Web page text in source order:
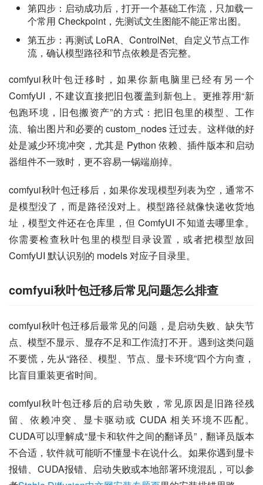
第四步：启动成功后，打开一个基础工作流，只加载一
个常用 Checkpoint，先测试文生图能不能正常出图。
第五步：再测试 LoRA、ControlNet、自定义节点工作
流，确认模型路径和节点依赖是否完整。
comfyui秋叶包迁移时，如果你新电脑里已经有另一个
ComfyUI，不建议直接把旧包覆盖到新包上。更推荐用“新
包跑环境，旧包搬资产”的方式：把旧包里的模型、工作
流、输出图片和必要的 custom_nodes 迁过去。这样做的好
处是减少环境冲突，尤其是 Python 依赖、插件版本和启动
器组件不一致时，更不容易一锅端崩掉。
comfyui秋叶包迁移后，如果你发现模型列表为空，通常不
是模型没了，而是路径没对上。模型路径就像快递收货地
址，模型文件还在仓库里，但 ComfyUI 不知道去哪里拿。
你需要检查秋叶包里的模型目录设置，或者把模型放回
ComfyUI 默认识别的 models 对应子目录里。
comfyui秋叶包迁移后常见问题怎么排查
comfyui秋叶包迁移后最常见的问题，是启动失败、缺失节
点、模型不显示、显存不足和工作流打不开。遇到这类问题
不要慌，先从“路径、模型、节点、显卡环境”四个方向查，
比盲目重装更省时间。
comfyui秋叶包迁移后的启动失败，常见原因是旧路径残
留、依赖冲突、显卡驱动或 CUDA 相关环境不匹配。
CUDA可以理解成“显卡和软件之间的翻译员”，翻译员版本
不合适，软件就可能听不懂显卡在说什么。如果你遇到显卡
报错、CUDA报错、启动失败或本地部署环境混乱，可以参